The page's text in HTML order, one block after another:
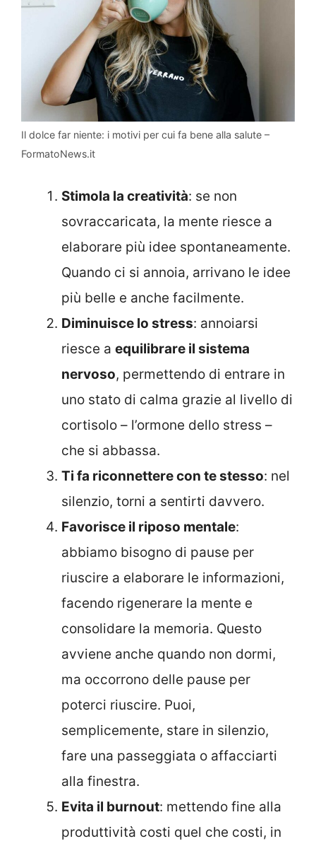
Il dolce far niente: i motivi per cui fa bene alla salute –
FormatoNews.it
Stimola la creatività: se non
sovraccaricata, la mente riesce a
elaborare più idee spontaneamente.
Quando ci si annoia, arrivano le idee
più belle e anche facilmente.
Diminuisce lo stress: annoiarsi
riesce a equilibrare il sistema
nervoso, permettendo di entrare in
uno stato di calma grazie al livello di
cortisolo – l’ormone dello stress –
che si abbassa.
Ti fa riconnettere con te stesso: nel
silenzio, torni a sentirti davvero.
Favorisce il riposo mentale:
abbiamo bisogno di pause per
riuscire a elaborare le informazioni,
facendo rigenerare la mente e
consolidare la memoria. Questo
avviene anche quando non dormi,
ma occorrono delle pause per
poterci riuscire. Puoi,
semplicemente, stare in silenzio,
fare una passeggiata o affacciarti
alla finestra.
Evita il burnout: mettendo fine alla
produttività costi quel che costi, in